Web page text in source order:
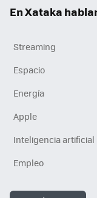
En Xataka
Streaming
Espacio
Energía
Apple
Inteligencia artificial
Empleo